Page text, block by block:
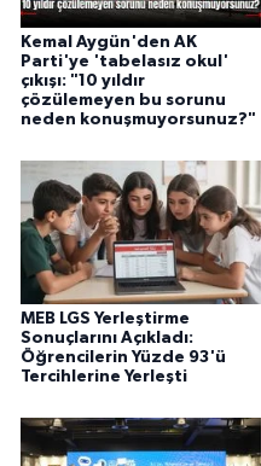
Kemal Aygün'den AK
Parti'ye 'tabelasız okul'
çıkışı: "10 yıldır
çözülemeyen bu sorunu
neden konuşmuyorsunuz?"
MEB LGS Yerleştirme
Sonuçlarını Açıkladı:
Öğrencilerin Yüzde 93'ü
Tercihlerine Yerleşti